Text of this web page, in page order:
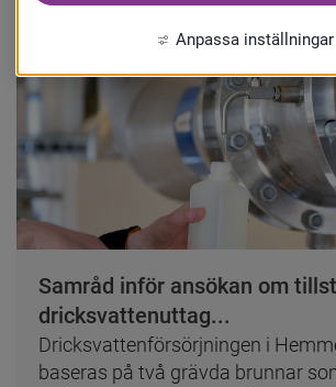
Kommun
Samråd inför ansökan om
dricksvattenuttag...
Dricksvattenförsörjningen i
baseras på två grävda brunnar
Anpassa inställningar